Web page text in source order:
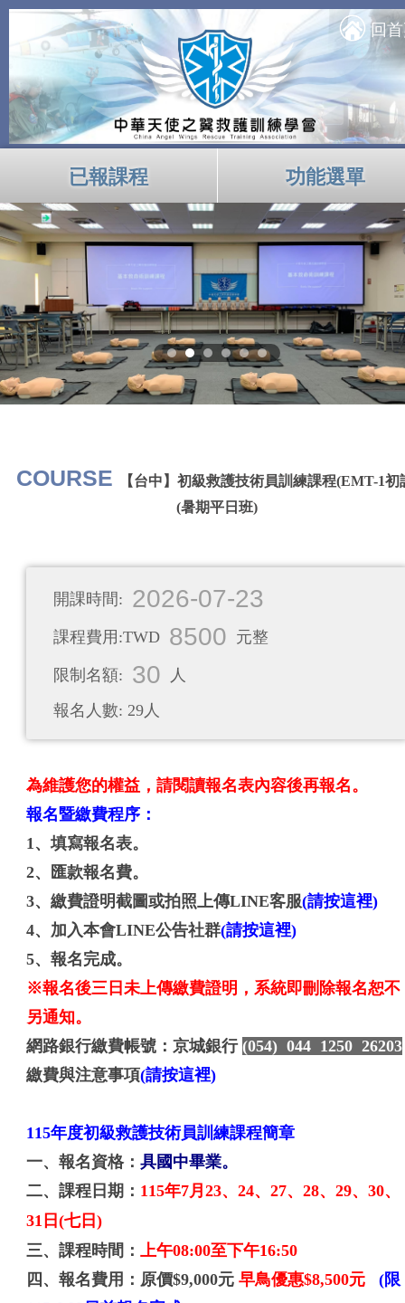
回
已報課程 功能選單
COURSE
【台中】初級救護技術員訓練課程(EMT-1初
(暑期平日班)
開課時間: 2026-07-23
課程費用:TWD 8500 元整
限制名額: 30
人
報名人數: 29人
為維護您的權益，請閱讀報名表內容後再報名。
報名暨繳費程序：
1、填寫報名表。
2、匯款報名費。
3、繳費證明截圖或拍照上傳LINE客服(請按這裡)
4、加入本會LINE公告社群(請按這裡)
5、報名完成。
※報名後三日未上傳繳費證明，系統即刪除報名恕不
另通知。
網路銀行繳費帳號：京城銀行 (054) 044 1250 26203
繳費與注意事項(請按這裡)
115年度初級救護技術員訓練課程簡章
一、報名資格：具國中畢業。
二、課程日期： 115年7月23、24、27、28、29、30、
31日(七日)
三、課程時間：
上午08:00至下午16:50
四、報名費用： 原價$9,000元 早鳥優惠$8,500元(限